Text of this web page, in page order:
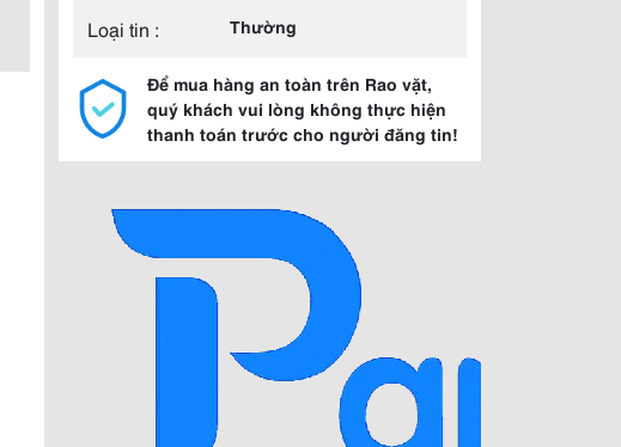
Loại tin :
Thường
Để mua hàng an toàn trên Rao vặt,
quý khách vui lòng không thực hiện
thanh toán trước cho người đăng tin!